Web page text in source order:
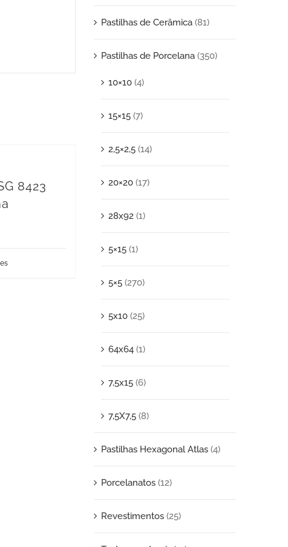
8423
Pastilhas de Cerâmica (81)
Pastilhas de Porcelana (350)
10×10 (4)
15×15 (7)
2,5×2,5 (14)
20×20 (17)
28x92 (1)
5×15 (1)
5×5 (270)
5x10 (25)
64x64 (1)
7,5x15 (6)
7,5X7,5 (8)
Pastilhas Hexagonal Atlas (4)
Porcelanatos (12)
Revestimentos (25)